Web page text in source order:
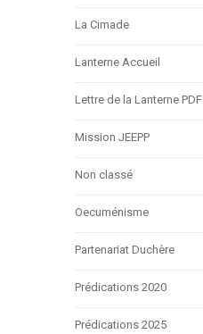
La Cimade
Lanterne Accueil
Lettre de la Lanterne PDF
Mission JEEPP
Non classé
Oecuménisme
Partenariat Duchère
Prédications 2020
Prédications 2025